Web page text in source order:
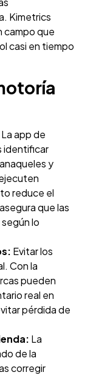
Kimetrics
campo que
casi en tiempo
La app de
identificar
y
reduce el
que las
lo
Evitar los
Con la
pueden
real en
pérdida de
La
de la
corregir